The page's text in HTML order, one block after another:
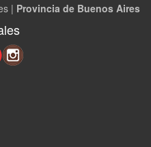
| Provincia de Buenos Aires